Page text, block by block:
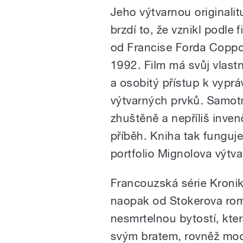
Jeho výtvarnou
brzdí to, že vznikl podle
od Francise Forda
1992. Film má svůj
a osobitý přístup k
výtvarných prvků.
zhuštěně a nepříliš
příběh. Kniha tak
portfolio Mignolova
Francouzská série
naopak od Stokerova
nesmrtelnou bytostí,
svým bratem, rovněž